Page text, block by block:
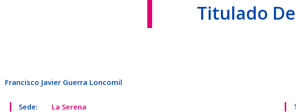
Titulado
Francisco Javier Guerra Loncomil
Sede: La Serena